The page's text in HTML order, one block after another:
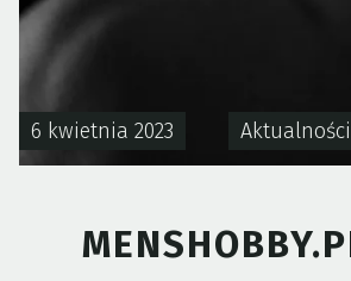
6 kwietnia 2023 Aktualności